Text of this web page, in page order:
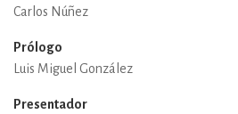
Carlos Núñez
Prólogo
Luis Miguel González
Presentador